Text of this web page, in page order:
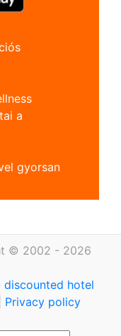
a
gyorsan
© 2002 - 2026
hotel
Privacy policy